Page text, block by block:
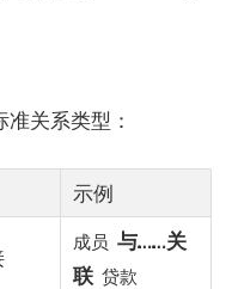
关系类型：
示例
成员 与……关
联 贷款